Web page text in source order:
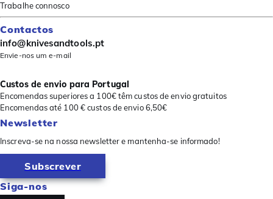
Trabalhe connosco
Contactos
info@knivesandtools.pt
Envie-nos um e-mail
Custos de envio para Portugal
Encomendas superiores a 100€ têm custos de envio gratuitos
Encomendas até 100 € custos de envio 6,50€
Newsletter
Inscreva-se na nossa newsletter e mantenha-se informado!
Subscrever
Siga-nos